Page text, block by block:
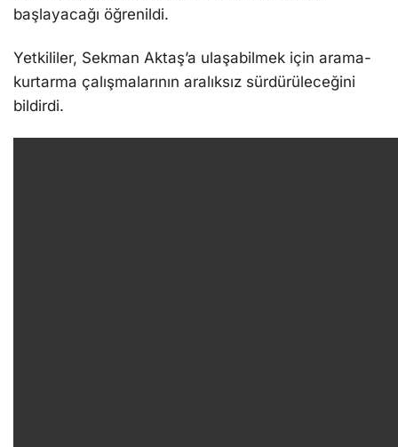
başlayacağı öğrenildi.
Yetkililer, Sekman Aktaş’a ulaşabilmek için arama-
kurtarma çalışmalarının aralıksız sürdürüleceğini
bildirdi.